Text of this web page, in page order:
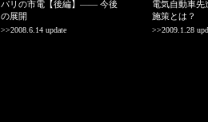
パリの市電【後編】—— 今後
の展開
>>2008.6.14 update
電気自動車先
施策とは？
>>2009.1.28